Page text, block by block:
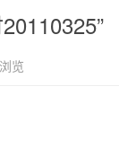
，感谢。 -0907
览